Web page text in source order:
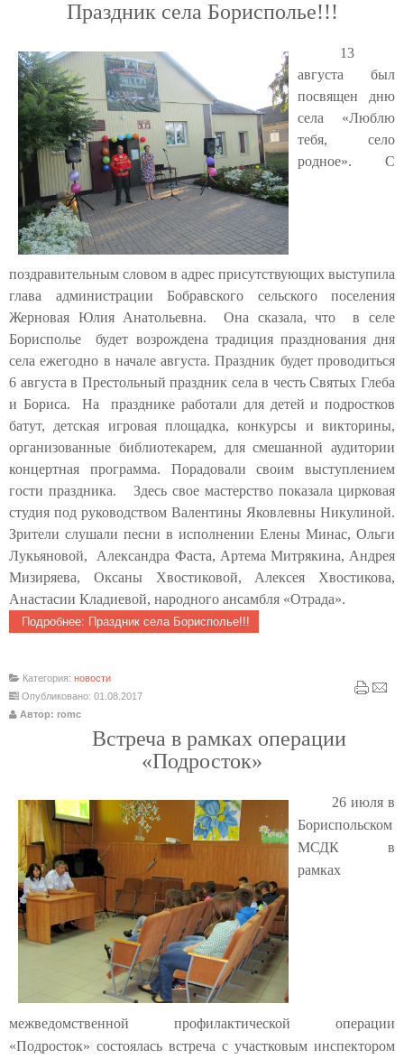
Праздник села Борисполье!!!
13
августа был
посвящен дню
села «Люблю
тебя, село
родное». С
поздравительным словом в адрес присутствующих выступила
глава администрации Бобравского сельского поселения
Жерновая Юлия Анатольевна. Она сказала, что в селе
Борисполье будет возрождена традиция празднования дня
села ежегодно в начале августа. Праздник будет проводиться
6 августа в Престольный праздник села в честь Святых Глеба
и Бориса. На празднике работали для детей и подростков
батут, детская игровая площадка, конкурсы и викторины,
организованные библиотекарем, для смешанной аудитории
концертная программа.
Порадовали своим выступлением
гости праздника. Здесь свое мастерство показала цирковая
студия под руководством Валентины Яковлевны Никулиной.
Зрители слушали песни в исполнении Елены Минас, Ольги
Лукьяновой, Александра Фаста, Артема Митрякина, Андрея
Мизиряева, Оксаны Хвостиковой, Алексея Хвостикова,
Анастасии Кладиевой, народного ансамбля «Отрада».
Подробнее: Праздник села Борисполье!!!
Категория: новости
Опубликовано: 01.08.2017
Автор: romc
Встреча в рамках операции
«Подросток»
26 июля в
Бориспольском
МСДК в
рамках
межведомственной профилактической операции
«Подросток» состоялась встреча с участковым инспектором